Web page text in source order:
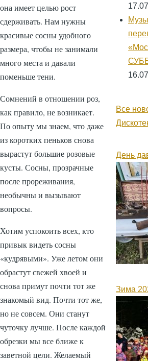
она имеет целью рост
сдерживать. Нам нужны
красивые сосны удобного
размера, чтобы не занимали
много места и давали
поменьше тени.
Сомнений в отношении роз,
как правило, не возникает.
По опыту мы знаем, что даже
из коротких пеньков снова
вырастут большие розовые
кусты. Сосны, прозрачные
после прореживания,
необычны и вызывают
вопросы.
Хотим успокоить всех, кто
привык видеть сосны
«кудрявыми». Уже летом они
обрастут свежей хвоей и
снова примут почти тот же
знакомый вид. Почти тот же,
но не совсем. Они станут
чуточку лучше. После каждой
обрезки мы все ближе к
заветной цели. Желаемый
Все
День
Зима